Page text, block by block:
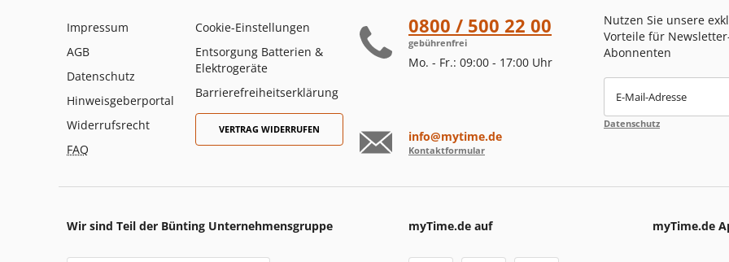
Impressum
AGB
Datenschutz
Hinweisgeberportal
Widerrufsrecht
FAQ
Cookie-Einstellungen
Entsorgung Batterien &
Elektrogeräte
Barrierefreiheitserklärung
VERTRAG WIDERRUFEN
0800 / 500 22 00
gebührenfrei
Mo. - Fr.: 09:00 - 17:00 Uhr
info@mytime.de
Kontaktformular
Nutzen Sie unsere
Vorteile für
Abonnenten
E-Mail-Adresse
Datenschutz
Wir sind Teil der Bünting Unternehmensgruppe myTime.de auf myTime.de